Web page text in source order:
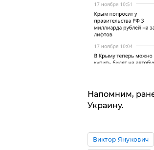
Напомним,
Украину.
Виктор Янукович